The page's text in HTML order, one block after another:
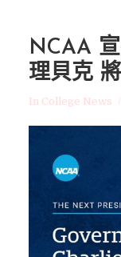
NCAA
理貝克
In College News